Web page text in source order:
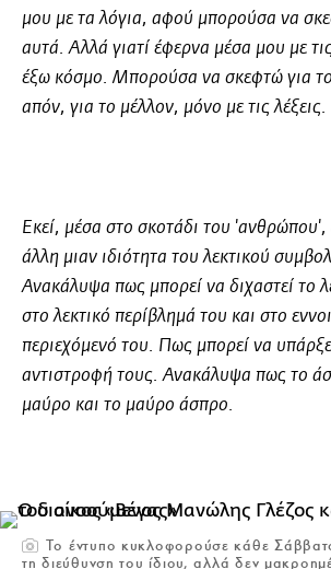
μου με τα λόγια, αφού μπορούσα να
αυτά. Αλλά γιατί έφερνα μέσα μου με
έξω κόσμο. Μπορούσα να σκεφτώ για
απόν, για το μέλλον, μόνο με τις λέξεις.
Εκεί, μέσα στο σκοτάδι του
άλλη μιαν ιδιότητα του λεκτικού
Ανακάλυψα πως μπορεί να διχαστεί το
στο λεκτικό περίβλημά του και στο
περιεχόμενό του. Πως μπορεί να
αντιστροφή τους. Ανακάλυψα πως το
μαύρο και το μαύρο άσπρο.
Το έντυπο κυκλοφορούσε κάθε
τη διεύθυνση του ίδιου, αλλά δεν